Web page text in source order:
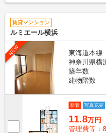
賃貸マンション
ルミエール横浜
NEW
東海道本線
神奈川県横
築年数
建物階数
新着 写真充実
11.8万円
管理費等：